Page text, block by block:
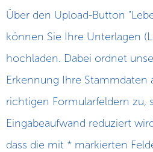
Über den Upload-Button
können Sie Ihre Unterlagen
hochladen. Dabei ordnet
Erkennung Ihre Stammdaten
richtigen Formularfeldern zu,
Eingabeaufwand reduziert
dass die mit * markierten